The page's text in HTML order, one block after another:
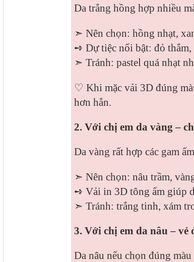
Da trắng hồng hợp nhiều
➣ Nên chọn: hồng nhạt,
➺ Dự tiệc nổi bật: đỏ thắm,
➣ Tránh: pastel quá nhạt
♡ Khi mặc vải 3D đúng
hơn hẳn.
2. Với chị em da vàng –
Da vàng rất hợp các gam
➣ Nên chọn: nâu trầm,
➺ Vải in 3D tông ấm giúp
➣ Tránh: trắng tinh, xám
3. Với chị em da nâu – vẻ
Da nâu nếu chọn đúng